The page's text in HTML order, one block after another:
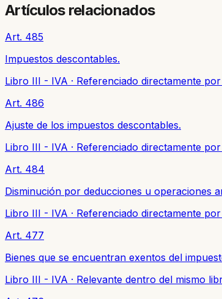
Artículos relacionados
Art. 485
Impuestos descontables.
Libro III - IVA · Referenciado directamente
Art. 486
Ajuste de los impuestos descontables.
Libro III - IVA · Referenciado directamente
Art. 484
Disminución por deducciones u operaciones
Libro III - IVA · Referenciado directamente
Art. 477
Bienes que se encuentran exentos del
Libro III - IVA · Relevante dentro del mismo